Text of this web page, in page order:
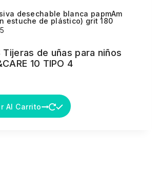
desechable blanca papmAm
estuche de plástico) grit 180
Tijeras de uñas para niños
10 TIPO 4
Al Carrito